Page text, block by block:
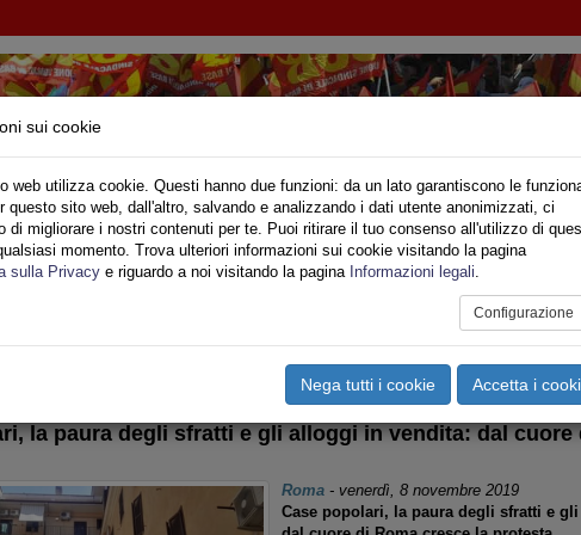
INQUILINI E ABITANTI
Privato Territori Sociale Speciali Multimedia
RASSEGNA STAMPA
la paura degli sfratti e gli alloggi in vendita: dal cuore
Roma- venerdì, 8 novembre 2019
Case popolari, la paura degli sfratti e
sui cookie
web utilizza cookie. Questi hanno due funzioni: da un lato garantiscono le
questo sito web, dall'altro, salvando e analizzando i dati utente anonimizzati, ci
di migliorare i nostri contenuti per te. Puoi ritirare il tuo consenso all'utilizzo di
momento. Trova ulteriori informazioni sui cookie visitando la pagina
sulla Privacy e riguardo a noi visitando la pagina Informazioni legali.
Configurazione
Nega tutti i cookie Accetta i